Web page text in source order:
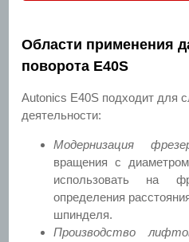
Области применения
поворота E40S
Autonics E40S подходит для
деятельности:
Модернизация
вращения с
использовать на
определения
шпинделя.
Производство